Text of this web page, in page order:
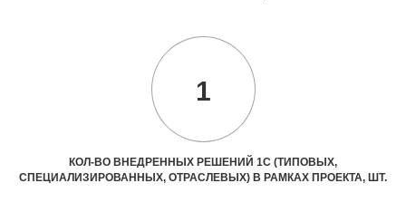
1
КОЛ-ВО ВНЕДРЕННЫХ РЕШЕНИЙ 1С (ТИПОВЫХ,
СПЕЦИАЛИЗИРОВАННЫХ, ОТРАСЛЕВЫХ) В РАМКАХ ПРОЕКТА, ШТ.